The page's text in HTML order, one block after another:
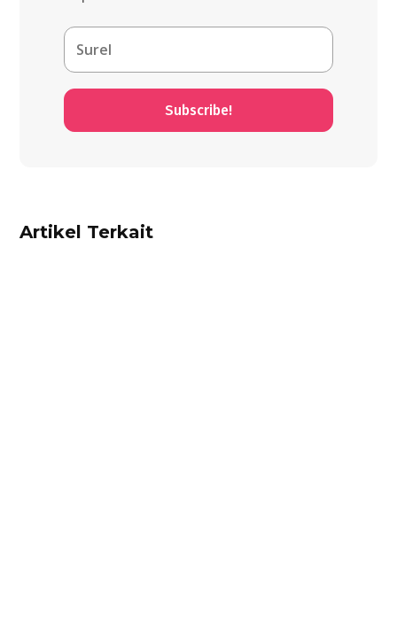
Subscribe!
Artikel Terkait